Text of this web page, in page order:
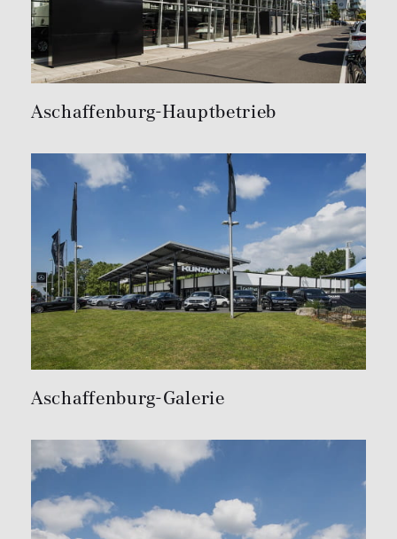
Aschaffenburg-Hauptbetrieb
Aschaffenburg-Galerie